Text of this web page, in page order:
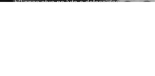
50 anos atua na luta e defesa dos